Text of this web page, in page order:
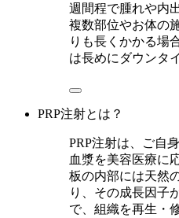
週間程で腫れや内
複数部位やお体の
りも長くかかる場
は長めにダウンタ
PRP注射とは？
PRP注射は、ご自
血漿を美容医療に
板の内部には天然
り、その成長因子
で、組織を再生・